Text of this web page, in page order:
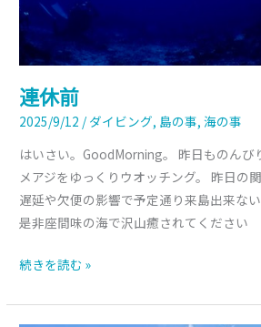
連休前
2025/9/12 / ダイビング, 島の事,海の事
はいさい。GoodMorning。 昨日ものんび
メアジをゆっくりウオッチング。 昨日の
遅延や欠便の影響で予定通り来島出来な
是非座間味の海で沢山癒されてください
続きを読む »